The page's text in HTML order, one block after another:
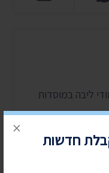
חדשות
×
ליבה במוסדות
השרה עידית סילמן